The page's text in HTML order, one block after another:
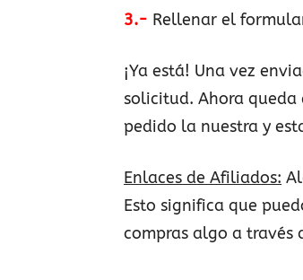
3.- Rellenar el
¡Ya está! Una vez
solicitud. Ahora queda
pedido la nuestra y
Enlaces de Afiliados:
Esto significa que
compras algo a través